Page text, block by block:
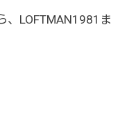
、LOFTMAN1981ま